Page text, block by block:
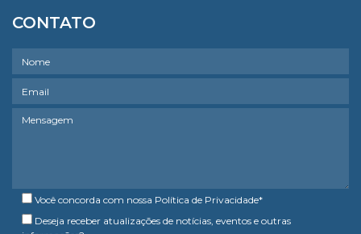
CONTATO
Você concorda com nossa Política de Privacidade*
Deseja receber atualizações de notícias, eventos e outras